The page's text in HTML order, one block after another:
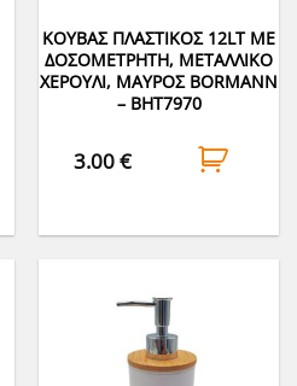
ΚΟΥΒΑΣ ΠΛΑΣΤΙΚΟΣ 12LT ΜΕ
ΔΟΣΟΜΕΤΡΗΤΗ, ΜΕΤΑΛΛΙΚΟ
ΧΕΡΟΥΛΙ, ΜΑΥΡΟΣ BORMANN
– BHT7970
3.00€